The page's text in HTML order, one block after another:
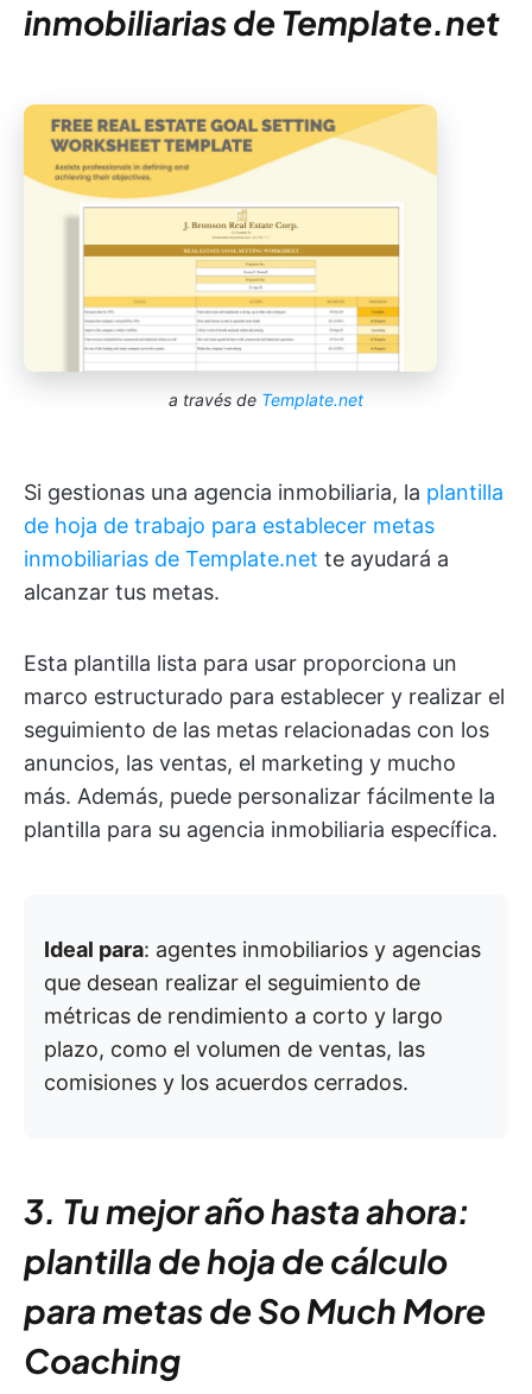
inmobiliarias de Template.net
a través de Template.net
Si gestionas una agencia inmobiliaria, la plantilla
de hoja de trabajo para establecer metas
inmobiliarias de Template.net te ayudará a
alcanzar tus metas.
Esta plantilla lista para usar proporciona un
marco estructurado para establecer y realizar el
seguimiento de las metas relacionadas con los
anuncios, las ventas, el marketing y mucho
más. Además, puede personalizar fácilmente la
plantilla para su agencia inmobiliaria específica.
Ideal para: agentes inmobiliarios y agencias
que desean realizar el seguimiento de
métricas de rendimiento a corto y largo
plazo, como el volumen de ventas, las
comisiones y los acuerdos cerrados.
3. Tu mejor año hasta ahora:
plantilla de hoja de cálculo
para metas de So Much More
Coaching